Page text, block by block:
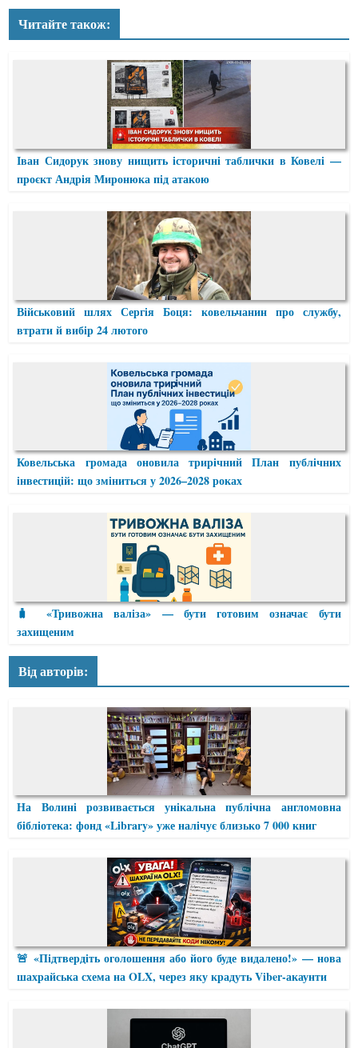
Читайте також:
Іван Сидорук знову нищить історичні таблички в Ковелі —
проєкт Андрія Миронюка під атакою
Військовий шлях Сергія Боця: ковельчанин про службу,
втрати й вибір 24 лютого
Ковельська громада оновила трирічний План публічних
інвестицій: що зміниться у 2026–2028 роках
🧳 «Тривожна валіза» — бути готовим означає бути
захищеним
Від авторів:
На Волині розвивається унікальна публічна англомовна
бібліотека: фонд «Library» уже налічує близько 7 000 книг
🚨 «Підтвердіть оголошення або його буде видалено!» — нова
шахрайська схема на OLX, через яку крадуть Viber-акаунти